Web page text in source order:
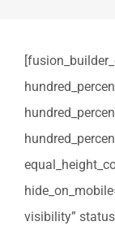
visibility”